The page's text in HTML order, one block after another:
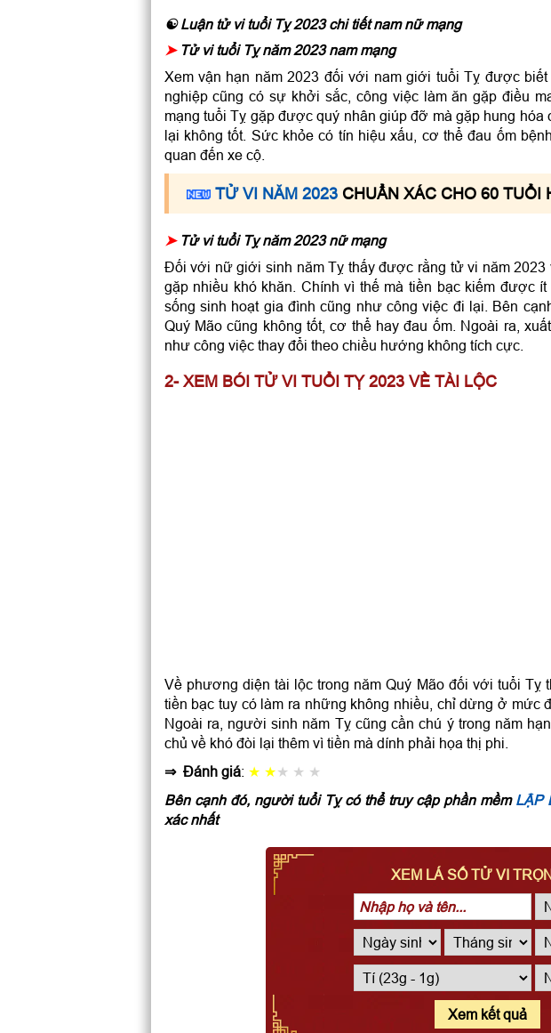
☯ Luận tử vi tuổi Tỵ 2023 chi tiết nam nữ mạng
➤ Tử vi tuổi Tỵ năm 2023 nam mạng
Xem vận hạn năm 2023 đối với nam giới tuổi Tỵ được
nghiệp cũng có sự khởi sắc, công việc làm ăn gặp điều
mạng tuổi Tỵ gặp được quý nhân giúp đỡ mà gặp hung
lại không tốt. Sức khỏe có tín hiệu xấu, cơ thể đau ốm
quan đến xe cộ.
TỬ VI NĂM 2023CHUẨN XÁC CHO 60 TUỔI
➤ Tử vi tuổi Tỵ năm 2023 nữ mạng
Đối với nữ giới sinh năm Tỵ thấy được rằng tử vi năm 2023
gặp nhiều khó khăn. Chính vì thế mà tiền bạc kiếm được
sống sinh hoạt gia đình cũng như công việc đi lại. Bên
Quý Mão cũng không tốt, cơ thể hay đau ốm. Ngoài ra,
như công việc thay đổi theo chiều hướng không tích cực.
2- XEM BÓI TỬ VI TUỔI TỴ 2023 VỀ TÀI LỘC
Về phương diện tài lộc trong năm Quý Mão đối với tuổi Tỵ
tiền bạc tuy có làm ra những không nhiều, chỉ dừng ở mức
Ngoài ra, người sinh năm Tỵ cũng cần chú ý trong năm
chủ về khó đòi lại thêm vì tiền mà dính phải họa thị phi.
⇒ Đánh giá: ★ ★★ ★ ★
Bên cạnh đó, người tuổi Tỵ có thể truy cập phần mềm LẬP
xác nhất
XEM LÁ SỐ TỬ VI
Xem kết quả